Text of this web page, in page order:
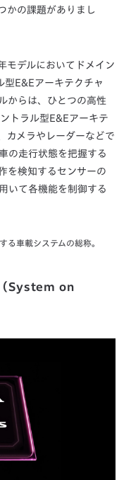
かの課題がありまし
デルにおいてドメイン
型E&Eアーキテクチャ
からは、ひとつの高性
トラル型E&Eアーキテ
カメラやレーダーなどで
の走行状態を把握する
を検知するセンサーの
いて各機能を制御する
る車載システムの総称。
（System on